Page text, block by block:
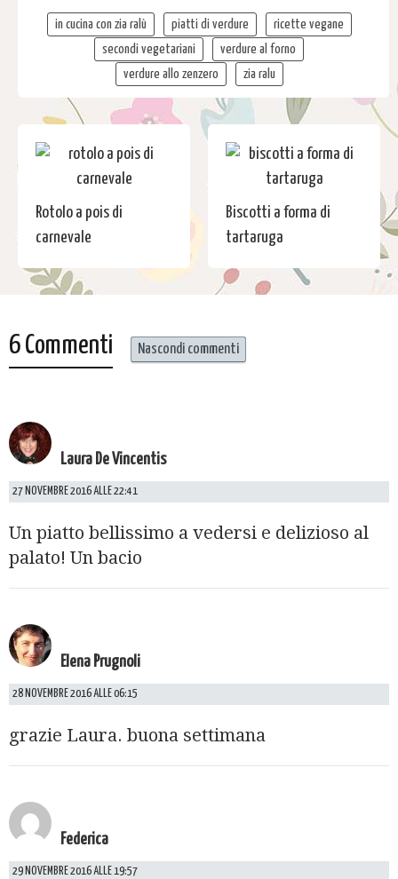
in cucina con zia ralù piatti di verdure
ricette vegane
secondi vegetariani
verdure al forno
verdure allo zenzero
zia ralu
Rotolo a pois di
carnevale
Biscotti a forma di
tartaruga
6 Commenti Nascondi commenti
Laura De Vincentis
27 NOVEMBRE 2016 ALLE 22:41
Un piatto bellissimo a vedersi e delizioso al
palato! Un bacio
Elena Prugnoli
28 NOVEMBRE 2016 ALLE 06:15
grazie Laura. buona settimana
Federica
29 NOVEMBRE 2016 ALLE 19:57